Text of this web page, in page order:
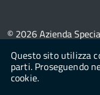
© 2026Azienda
Questo sito utilizza
parti. Proseguendo
cookie.